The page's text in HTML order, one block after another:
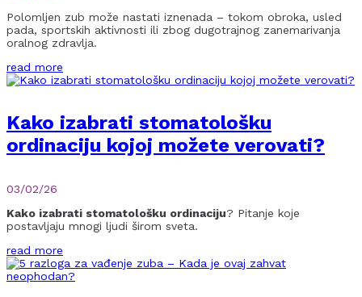
Polomljen zub može nastati iznenada – tokom obroka, usled
pada, sportskih aktivnosti ili zbog dugotrajnog zanemarivanja
oralnog zdravlja.
read more
Kako izabrati stomatološku
ordinaciju kojoj možete verovati?
03/02/26
Kako izabrati stomatološku ordinaciju? Pitanje koje
postavljaju mnogi ljudi širom sveta.
read more